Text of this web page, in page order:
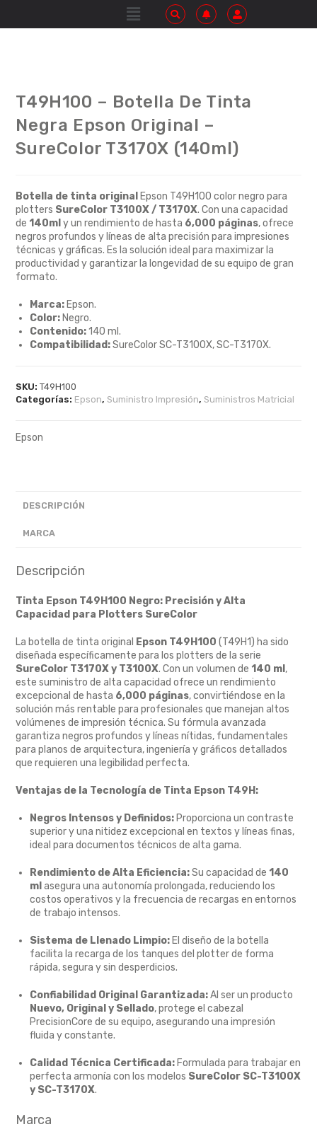
T49H100 – Botella De Tinta
Negra Epson Original –
SureColor T3170X (140ml)
Botella de tinta original Epson T49H100 color negro para
plotters SureColor T3100X / T3170X. Con una capacidad
de 140ml y un rendimiento de hasta 6,000 páginas, ofrece
negros profundos y líneas de alta precisión para impresiones
técnicas y gráficas. Es la solución ideal para maximizar la
productividad y garantizar la longevidad de su equipo de gran
formato.
Marca: Epson.
Color: Negro.
Contenido:140 ml.
Compatibilidad:SureColor SC-T3100X, SC-T3170X.
SKU:T49H100
Categorías: Epson, Suministro Impresión, Suministros Matricial
Epson
DESCRIPCIÓN
MARCA
Descripción
Tinta Epson T49H100 Negro: Precisión y Alta
Capacidad para Plotters SureColor
La botella de tinta original Epson T49H100 (T49H1) ha sido
diseñada específicamente para los plotters de la serie
SureColor T3170X y T3100X. Con un volumen de 140 ml ,
este suministro de alta capacidad ofrece un rendimiento
excepcional de hasta 6,000 páginas, convirtiéndose en la
solución más rentable para profesionales que manejan altos
volúmenes de impresión técnica. Su fórmula avanzada
garantiza negros profundos y líneas nítidas, fundamentales
para planos de arquitectura, ingeniería y gráficos detallados
que requieren una legibilidad perfecta.
Ventajas de la Tecnología de Tinta Epson T49H:
Negros Intensos y Definidos: Proporciona un contraste
superior y una nitidez excepcional en textos y líneas finas,
ideal para documentos técnicos de alta gama.
Rendimiento de Alta Eficiencia:Su capacidad de 140
ml asegura una autonomía prolongada, reduciendo los
costos operativos y la frecuencia de recargas en entornos
de trabajo intensos.
Sistema de Llenado Limpio: El diseño de la botella
facilita la recarga de los tanques del plotter de forma
rápida, segura y sin desperdicios.
Confiabilidad Original Garantizada:Al ser un producto
Nuevo, Original y Sellado, protege el cabezal
PrecisionCore de su equipo, asegurando una impresión
fluida y constante.
Calidad Técnica Certificada: Formulada para trabajar en
perfecta armonía con los modelos SureColor SC-T3100X
y SC-T3170X.
Marca